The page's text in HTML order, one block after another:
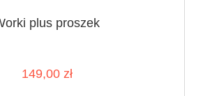
plus proszek
149,00 zł